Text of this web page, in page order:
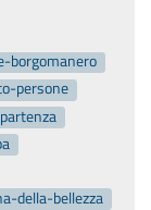
borgomanero
persone
della-bellezza